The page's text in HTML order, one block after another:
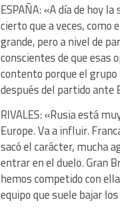
ESPAÑA: «A día de hoy
cierto que a veces, como
grande, pero a nivel de
conscientes de que esas
contento porque el
después del partido ante
RIVALES: «Rusia está
Europe. Va a influir.
sacó el carácter, mucha
entrar en el duelo. Gran
hemos competido con
equipo que suele bajar